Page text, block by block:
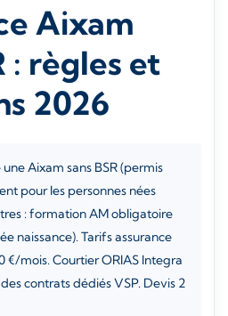
Aixam
: règles et
2026
Aixam sans BSR (permis
pour les personnes nées
: formation AM obligatoire
naissance). Tarifs assurance
€/mois. Courtier ORIAS Integra
contrats dédiés VSP. Devis 2